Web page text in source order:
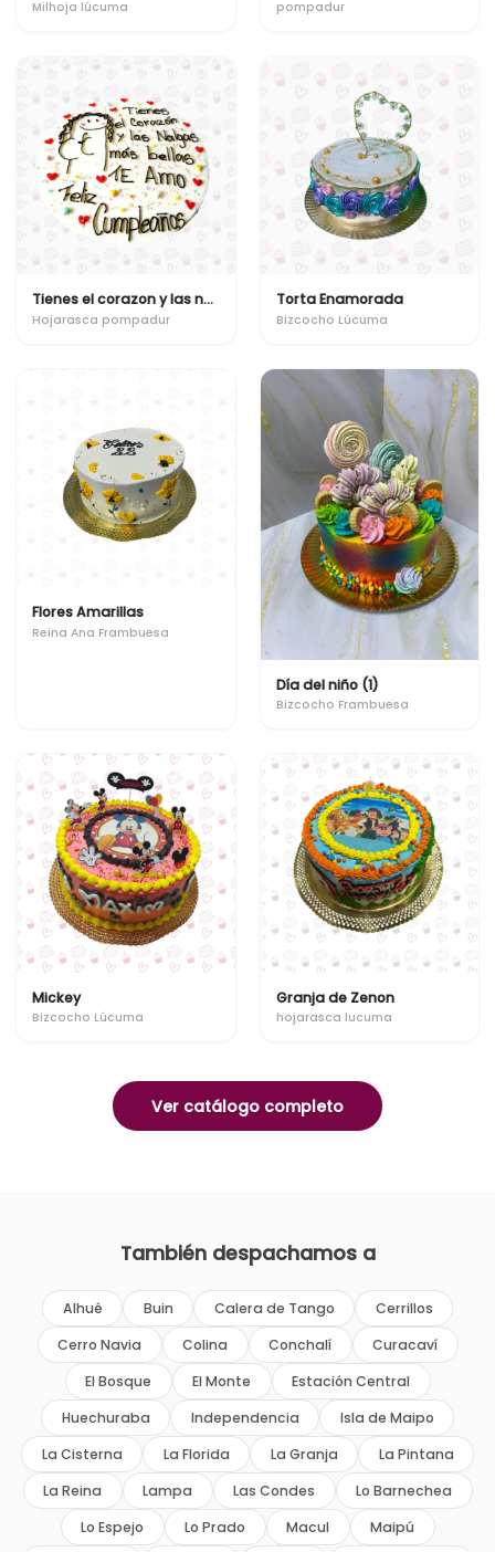
Milhoja lúcuma pompadur
Tienes el corazon y las nalgas mas bellas
Hojarasca pompadur
Torta Enamorada
Bizcocho Lúcuma
Flores Amarillas
Reina Ana Frambuesa
Día del niño (1)
Bizcocho Frambuesa
Mickey
Bizcocho Lúcuma
Granja de Zenon
hojarasca lucuma
Ver catálogo completo
También despachamos a
Alhué Buin Calera de Tango
Cerrillos
Cerro Navia
Colina Conchalí
Curacaví
El Bosque
El Monte
Estación Central
Huechuraba
Independencia
Isla de Maipo
La Cisterna
La Florida La Granja
La Pintana
La Reina
Lampa Las Condes
Lo Barnechea
Lo Espejo
Lo Prado Macul Maipú